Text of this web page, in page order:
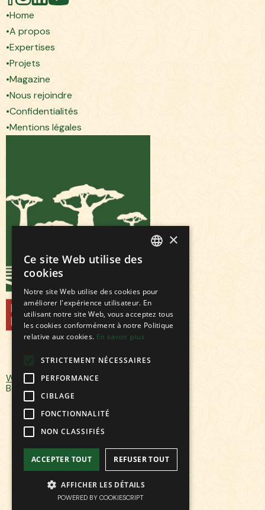
Home
A propos
Expertises
Projets
Magazine
Nous rejoindre
Confidentialités
Mentions légales
Webdesign & Webflow by Elias
Bôndy © 2024
×
Ce site Web utilise des
cookies
Notre site Web utilise des cookies pour
améliorer l'expérience utilisateur. En
utilisant notre site Web, vous acceptez tous
les cookies conformément à notre Politique
relative aux cookies. En savoir plus
STRICTEMENT NÉCESSAIRES
PERFORMANCE
CIBLAGE
FONCTIONNALITÉ
NON CLASSIFIÉS
ACCEPTER TOUT REFUSER TOUT
AFFICHER LES DÉTAILS
POWERED BY COOKIESCRIPT